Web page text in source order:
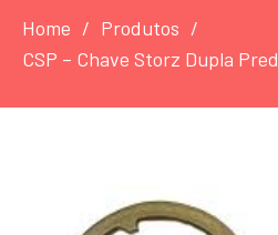
Home
Produtos
CSP – Chave Storz Dupla